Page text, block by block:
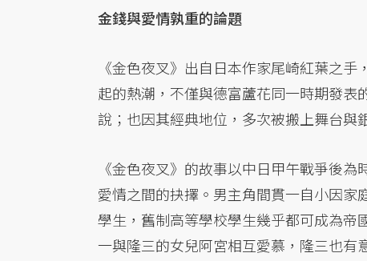
金錢與愛情孰重的論題
《金色夜叉》出自日本作家尾崎紅葉之
起的熱潮，不僅與德富蘆花同一時期發
說；也因其經典地位，多次被搬上舞台與
《金色夜叉》的故事以中日甲午戰爭後
愛情之間的抉擇。男主角間貫一自小因
學生，舊制高等學校學生幾乎都可成為帝
一與隆三的女兒阿宮相互愛慕，隆三也有